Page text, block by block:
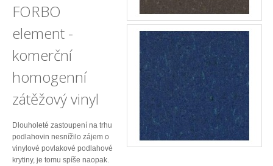
FORBO
element -
komerční
homogenní
zátěžový vinyl
Dlouholeté zastoupení na trhu
podlahovin nesnížilo zájem o
vinylové povlakové podlahové
krytiny, je tomu spíše naopak.